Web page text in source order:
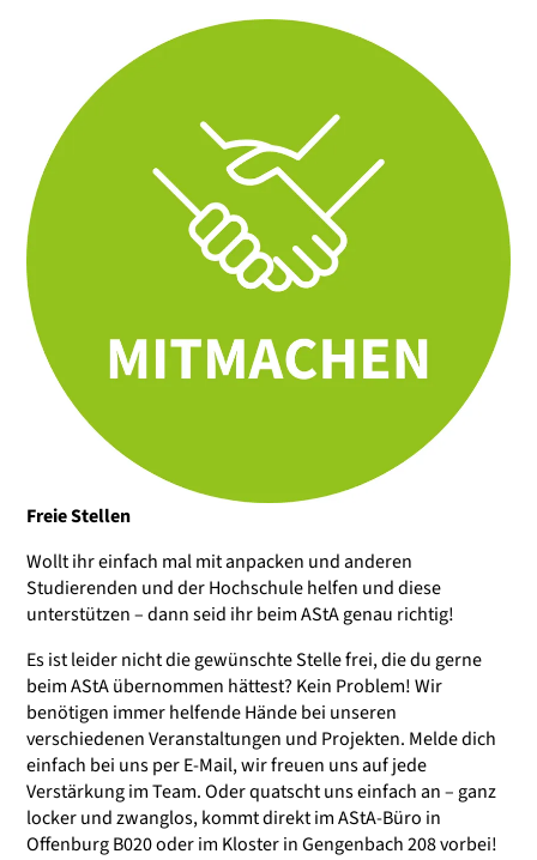
Freie Stellen
Wollt ihr einfach mal mit anpacken und anderen
Studierenden und der Hochschule helfen und diese
unterstützen – dann seid ihr beim AStA genau richtig!
Es ist leider nicht die gewünschte Stelle frei, die du gerne
beim AStA übernommen hättest? Kein Problem! Wir
benötigen immer helfende Hände bei unseren
verschiedenen Veranstaltungen und Projekten. Melde dich
einfach bei uns per E-Mail, wir freuen uns auf jede
Verstärkung im Team. Oder quatscht uns einfach an – ganz
locker und zwanglos, kommt direkt im AStA-Büro in
Offenburg B020 oder im Kloster in Gengenbach 208 vorbei!